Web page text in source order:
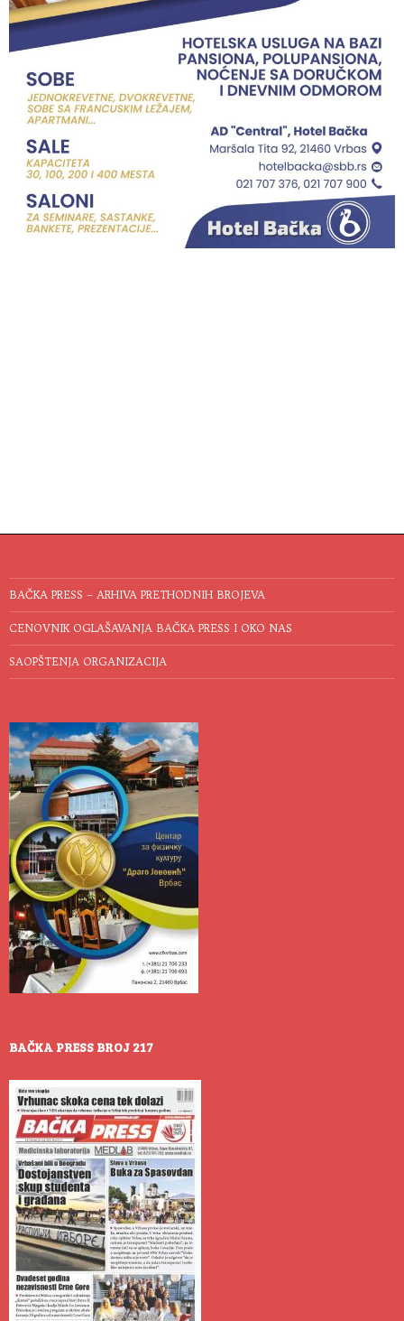
BAČKA PRESS – ARHIVA PRETHODNIH BROJEVA
CENOVNIK OGLAŠAVANJA BAČKA PRESS I OKO NAS
SAOPŠTENJA ORGANIZACIJA
BAČKA PRESS BROJ 217